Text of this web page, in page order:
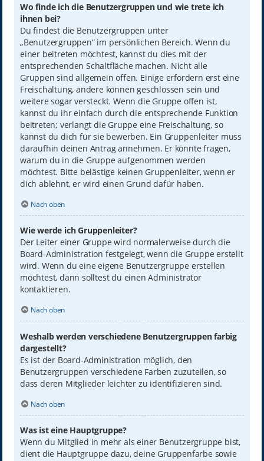
Wo finde ich die Benutzergruppen und wie trete ich
ihnen bei?
Du findest die Benutzergruppen unter
„Benutzergruppen“ im persönlichen Bereich. Wenn du
einer beitreten möchtest, kannst du dies mit der
entsprechenden Schaltfläche machen. Nicht alle
Gruppen sind allgemein offen. Einige erfordern erst eine
Freischaltung, andere können geschlossen sein und
weitere sogar versteckt. Wenn die Gruppe offen ist,
kannst du ihr einfach durch die entsprechende Funktion
beitreten; verlangt die Gruppe eine Freischaltung, so
kannst du dich für sie bewerben. Ein Gruppenleiter muss
daraufhin deinen Antrag annehmen. Er könnte fragen,
warum du in die Gruppe aufgenommen werden
möchtest. Bitte belästige keinen Gruppenleiter, wenn er
dich ablehnt, er wird einen Grund dafür haben.
Nach oben
Wie werde ich Gruppenleiter?
Der Leiter einer Gruppe wird normalerweise durch die
Board-Administration festgelegt, wenn die Gruppe erstellt
wird. Wenn du eine eigene Benutzergruppe erstellen
möchtest, dann solltest du einen Administrator
kontaktieren.
Nach oben
Weshalb werden verschiedene Benutzergruppen farbig
dargestellt?
Es ist der Board-Administration möglich, den
Benutzergruppen verschiedene Farben zuzuteilen, so
dass deren Mitglieder leichter zu identifizieren sind.
Nach oben
Was ist eine Hauptgruppe?
Wenn du Mitglied in mehr als einer Benutzergruppe bist,
dient die Hauptgruppe dazu, deine Gruppenfarbe sowie